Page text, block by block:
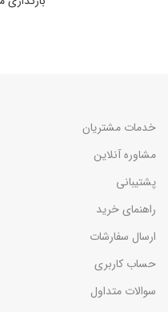
خدمات مشتریان
مشاوره آنلاین
پشتیبانی
راهنمای خرید
ارسال سفارشات
حساب کاربری
سوالات متداول